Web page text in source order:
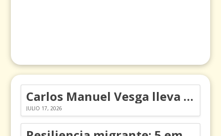
Carlos Manuel Vesga lleva el nombre de Colombia a los Emmy
JULIO 17, 2026